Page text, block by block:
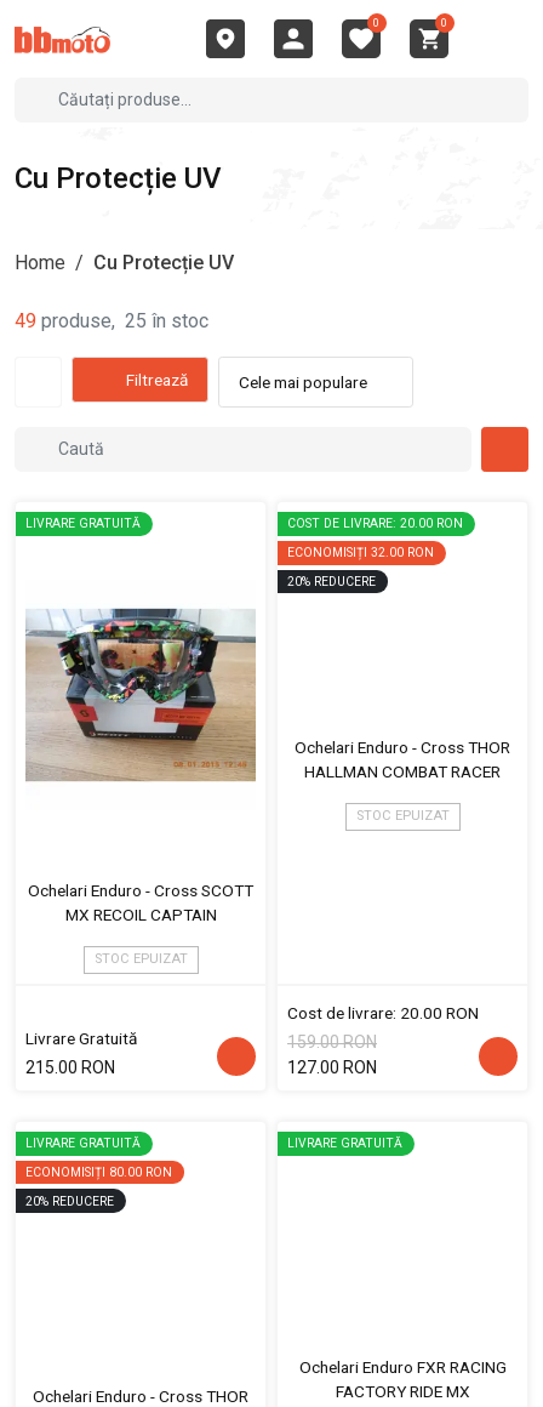
0 0
Cu Protecție UV
Home / Cu Protecție UV
49 produse, 25 în stoc
Filtrează Cele mai populare
LIVRARE GRATUITĂ
Ochelari Enduro - Cross SCOTT
MX RECOIL CAPTAIN
STOC EPUIZAT
Livrare Gratuită
215.00 RON
COST DE LIVRARE: 20.00 RON
ECONOMISIȚI 32.00 RON
20% REDUCERE
Ochelari Enduro - Cross THOR
HALLMAN COMBAT RACER
STOC EPUIZAT
Cost de livrare: 20.00 RON
159.00 RON
127.00 RON
LIVRARE GRATUITĂ
ECONOMISIȚI 80.00 RON
20% REDUCERE
Ochelari Enduro - Cross THOR
LIVRARE GRATUITĂ
Ochelari Enduro FXR RACING
FACTORY RIDE MX